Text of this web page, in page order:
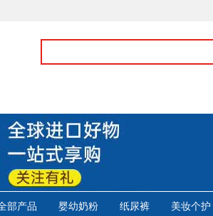
部产品 婴幼奶粉 纸尿裤 美妆个护